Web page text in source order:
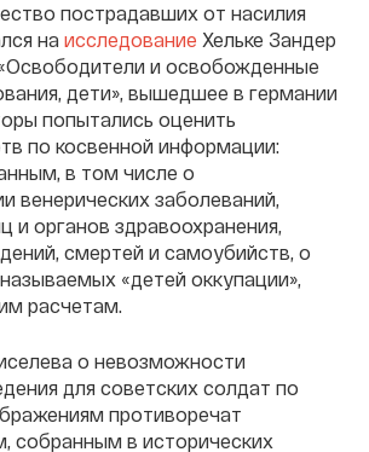
пострадавших от насилия
на исследование Хельке Зандер
и освобожденные
дети», вышедшее в германии
попытались оценить
по косвенной информации:
в том числе о
венерических заболеваний,
и органов здравоохранения,
смертей и самоубийств, о
«детей оккупации»,
расчетам.
о невозможности
для советских солдат по
противоречат
собранным в исторических